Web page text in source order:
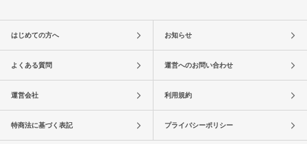
はじめての方へ お知らせ
よくある質問 運営へのお問い合わせ
運営会社 利用規約
特商法に基づく表記 プライバシーポリシー